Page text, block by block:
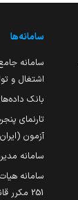
سامانه‌ها
سامانه جامع
اشتغال و
بانک
تارنمای
آزمون
سامانه
سامانه
251